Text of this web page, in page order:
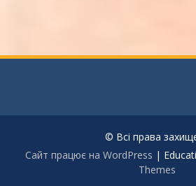
© Всі права
Сайт працює на WordPress |
Themes